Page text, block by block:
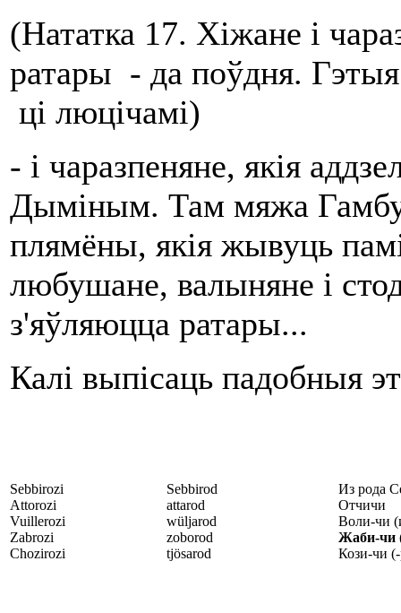
(Нататка 17. Хіжане і
ратары - да поўдня. Гэтыя
ці люцічамі)
- і чаразпеняне, якія
Дыміным. Там мяжа
плямёны, якія жывуць
любушане, валыняне і
з'яўляюцца ратары...
Калі выпісаць падобныя
Sebbirozi Sebbirod
Из рода
Attorozi
attarod
Отчичи
Vuillerozi
wüljarod
Воли-чи
Zabrozi
zoborod Жаби-чи
Chozirozi
tjösarod Кози-чи